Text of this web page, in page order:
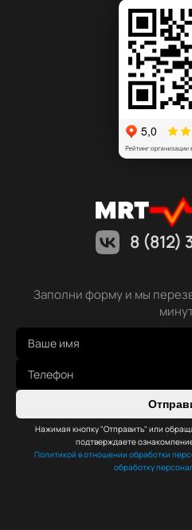
8 (812)
Заполни форму и мы
Нажимая кнопку "Отправить" или
подтверждаете
Политикой в отношении обработки
обработку